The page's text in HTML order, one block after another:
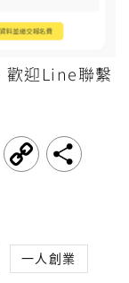
歡迎Line聯繫
T
C
y
一人創業